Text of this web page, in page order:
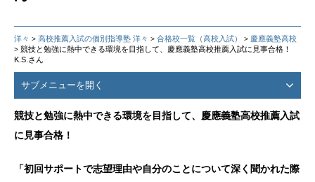
洋々 > 高校推薦入試の個別指導塾 洋々 > 合格校一覧（高校入試） > 慶應義塾高校
> 競技と勉強に熱中できる環境を目指して、慶應義塾高校推薦入試に見事合格！
K.S.さん
サブメニューを開く
競技と勉強に熱中できる環境を目指して、慶應義塾高校推薦入試
に見事合格！
「初回サポートで志望理由や自分のことについて深く聞かれた際